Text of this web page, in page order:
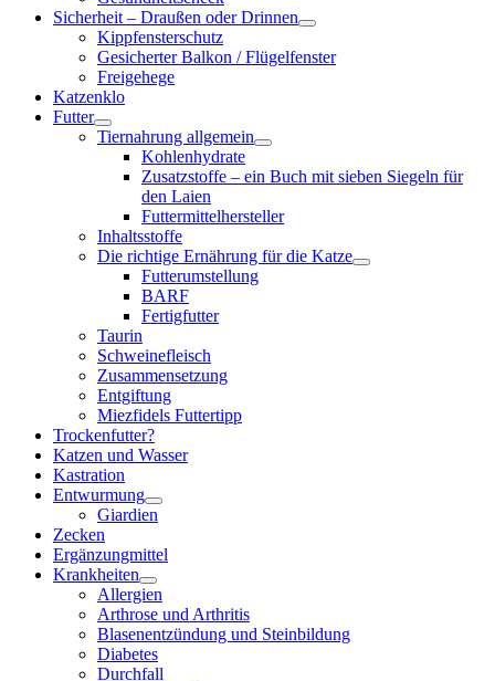
Sicherheit – Draußen oder Drinnen
Kippfensterschutz
Gesicherter Balkon / Flügelfenster
Freigehege
Katzenklo
Futter
Tiernahrung allgemein
Kohlenhydrate
Zusatzstoffe – ein Buch mit sieben Siegeln für
den Laien
Futtermittelhersteller
Inhaltsstoffe
Die richtige Ernährung für die Katze
Futterumstellung
BARF
Fertigfutter
Taurin
Schweinefleisch
Zusammensetzung
Entgiftung
Miezfidels Futtertipp
Trockenfutter?
Katzen und Wasser
Kastration
Entwurmung
Giardien
Zecken
Ergänzungmittel
Krankheiten
Allergien
Arthrose und Arthritis
Blasenentzündung und Steinbildung
Diabetes
Durchfall